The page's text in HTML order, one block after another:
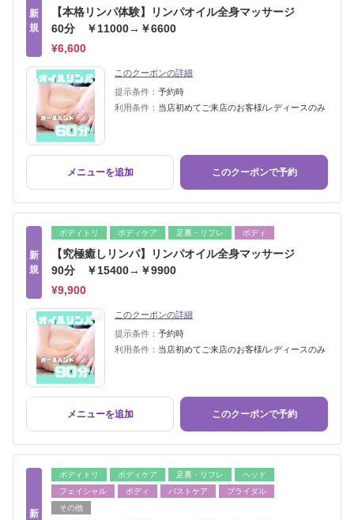
新
規
【本格リンパ体験】リンパオイル全身マッサージ
60分 ￥11000→￥6600
¥6,600
このクーポンの詳細
提示条件： 予約時
利用条件： 当店初めてご来店のお客様/レディースのみ
メニューを追加 このクーポンで予約
新
規
ボディトリ ボディケア 足裏・リフレ ボディ
【究極癒しリンパ】リンパオイル全身マッサージ
90分 ￥15400→￥9900
¥9,900
このクーポンの詳細
提示条件： 予約時
利用条件： 当店初めてご来店のお客様/レディースのみ
メニューを追加 このクーポンで予約
新
ボディトリ ボディケア 足裏・リフレ
ヘッド
フェイシャル
ボディ バストケア
ブライダル
その他